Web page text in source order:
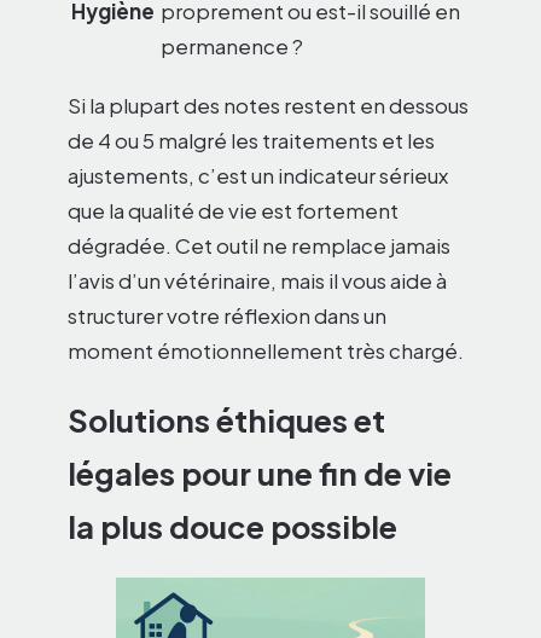
Hygiène proprement ou est-il souillé en
permanence ?
Si la plupart des notes restent en dessous
de 4 ou 5 malgré les traitements et les
ajustements, c’est un indicateur sérieux
que la qualité de vie est fortement
dégradée. Cet outil ne remplace jamais
l’avis d’un vétérinaire, mais il vous aide à
structurer votre réflexion dans un
moment émotionnellement très chargé.
Solutions éthiques et
légales pour une fin de vie
la plus douce possible